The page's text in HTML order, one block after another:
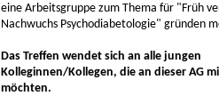
eine Arbeitsgruppe zum Thema für "Früh
Nachwuchs Psychodiabetologie" gründen
Das Treffen wendet sich an alle jungen
Kolleginnen/Kollegen, die an dieser AG
möchten.